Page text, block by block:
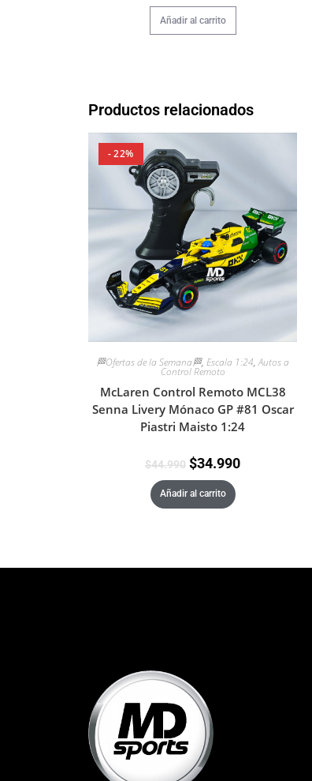
Añadir al carrito
Productos relacionados
- 22%
🏁Ofertas de la Semana🏁, Escala 1:24,Autos a
Control Remoto
McLaren Control Remoto MCL38
Senna Livery Mónaco GP #81 Oscar
Piastri Maisto 1:24
$44.990 $34.990
Añadir al carrito